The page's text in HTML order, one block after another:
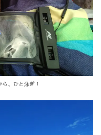
、ひと泳ぎ！